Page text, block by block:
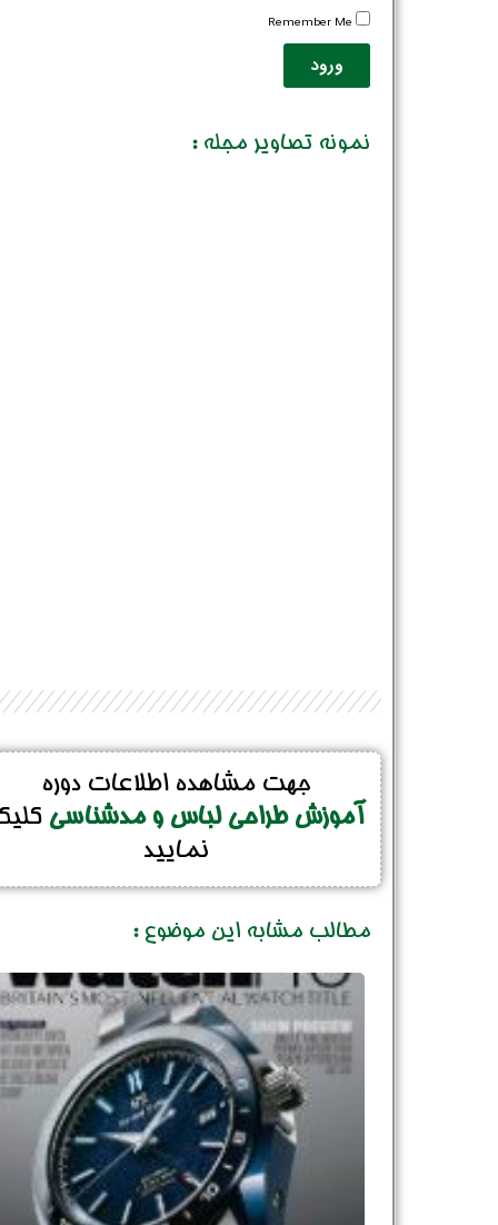
Remember Me
ورود
نمونه تصاویر مجله :
جهت مشاهده اطلاعات دوره
آموزش طراحی لباس و مدشناسی
نمایید
مطالب مشابه این موضوع :